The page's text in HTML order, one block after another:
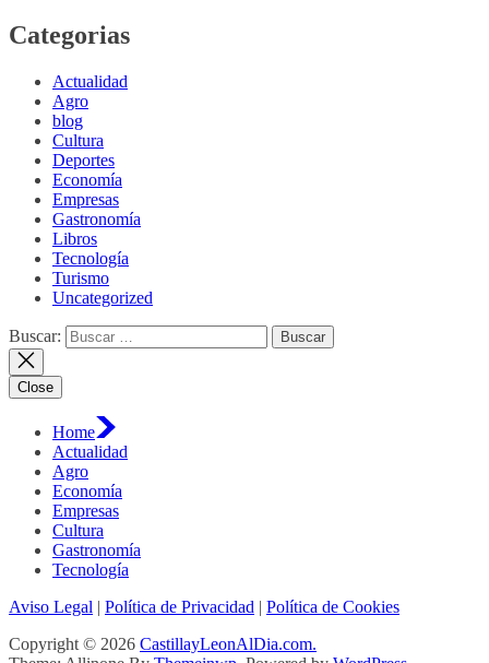
Categorias
Actualidad
Agro
blog
Cultura
Deportes
Economía
Empresas
Gastronomía
Libros
Tecnología
Turismo
Uncategorized
Buscar:
Close
Home
Actualidad
Agro
Economía
Empresas
Cultura
Gastronomía
Tecnología
Aviso Legal | Política de Privacidad | Política de Cookies
Copyright © 2026 CastillayLeonAlDia.com.